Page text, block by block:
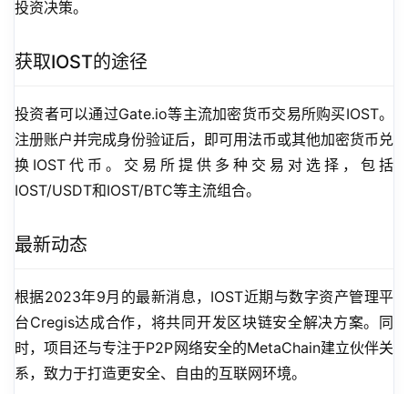
投资决策。
获取IOST的途径
投资者可以通过Gate.io等主流加密货币交易所购买IOST。
注册账户并完成身份验证后，即可用法币或其他加密货币兑
换IOST代币。交易所提供多种交易对选择，包括
IOST/USDT和IOST/BTC等主流组合。
最新动态
根据2023年9月的最新消息，IOST近期与数字资产管理平
台Cregis达成合作，将共同开发区块链安全解决方案。同
时，项目还与专注于P2P网络安全的MetaChain建立伙伴关
系，致力于打造更安全、自由的互联网环境。